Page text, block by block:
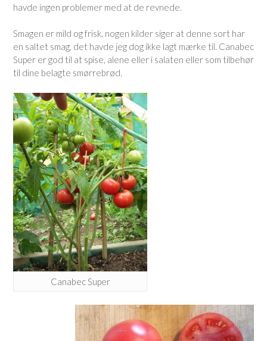
havde ingen problemer med at de revnede.
Smagen er mild og frisk, nogen kilder siger at denne sort har
en saltet smag, det havde jeg dog ikke lagt mærke til. Canabec
Super er god til at spise, alene eller i salaten eller som tilbehør
til dine belagte smørrebrød.
Canabec Super